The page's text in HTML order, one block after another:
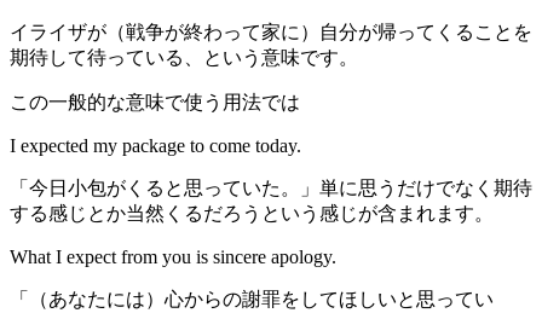
イライザが（戦争が終わって家に）自分が帰ってくることを
期待して待っている、という意味です。
この一般的な意味で使う用法では
I expected my package to come today.
「今日小包がくると思っていた。」単に思うだけでなく期待
する感じとか当然くるだろうという感じが含まれます。
What I expect from you is sincere apology.
「（あなたには）心からの謝罪をしてほしいと思ってい